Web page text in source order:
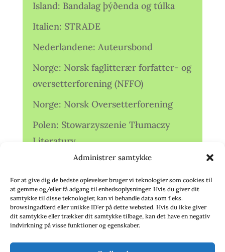
Administrer samtykke
For at give dig de bedste oplevelser bruger vi teknologier som cookies til
at gemme og/eller få adgang til enhedsoplysninger. Hvis du giver dit
samtykke til disse teknologier, kan vi behandle data som f.eks.
browsingadfærd eller unikke ID'er på dette websted. Hvis du ikke giver
dit samtykke eller trækker dit samtykke tilbage, kan det have en negativ
indvirkning på visse funktioner og egenskaber.
Island: Bandalag þýðenda og túlka
Italien: STRADE
Nederlandene: Auteursbond
Norge: Norsk faglitterær forfatter- og
oversetterforening (NFFO)
Norge: Norsk Oversetterforening
Polen: Stowarzyszenie Tłumaczy
Literatury
Storbritannien: Translators
Association (TA)
Sverige: Översättarsektionen (Ö.)
Sverige: Översättarcentrum (ÖC)